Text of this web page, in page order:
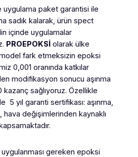
paket garantisi ile
sadık kalarak, ürün spect
içinde uygulamalar
PROEPOKSİolarak ülke
fark etmeksizin epoksi
0,001 oranında katkılar
modifikasyon sonucu aşınma
kazanç sağlıyoruz. Özellikle
5 yıl garanti sertifikası: aşınma,
hava değişimlerinden kaynaklı
gereken epoksi